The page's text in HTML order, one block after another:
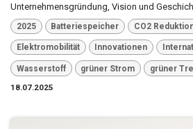
Unternehmensgründung, Vision und
2025 Batteriespeicher CO2
Elektromobilität Innovationen
Wasserstoff grüner Strom
grüner
18.07.2025